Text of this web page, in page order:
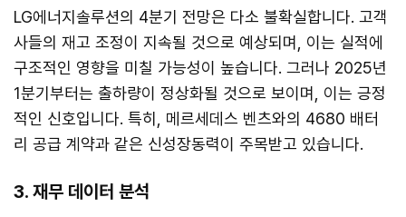
LG에너지솔루션의 4분기 전망은 다소 불확실합니다. 고객
사들의 재고 조정이 지속될 것으로 예상되며, 이는 실적에
구조적인 영향을 미칠 가능성이 높습니다. 그러나 2025년
1분기부터는 출하량이 정상화될 것으로 보이며, 이는 긍정
적인 신호입니다. 특히, 메르세데스 벤츠와의 4680 배터
리 공급 계약과 같은 신성장동력이 주목받고 있습니다.
3. 재무 데이터 분석